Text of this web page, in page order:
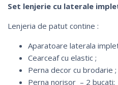
Set lenjerie cu laterale
Lenjeria de patut contine :
Aparatoare laterala
Cearceaf cu elastic ;
Perna decor cu brodarie ;
Perna norisor – 2 bucati;